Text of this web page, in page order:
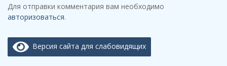
Для отправки комментария вам необходимо
авторизоваться.
Версия сайта для слабовидящих